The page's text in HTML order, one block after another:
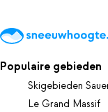
Populaire gebieden
Skigebieden
Le Grand Massif